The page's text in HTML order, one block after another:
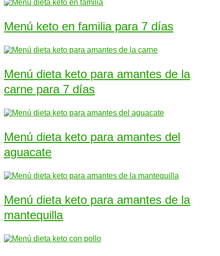
Menú keto en familia para 7 días
Menú dieta keto para amantes de la
carne para 7 días
Menú dieta keto para amantes del
aguacate
Menú dieta keto para amantes de la
mantequilla